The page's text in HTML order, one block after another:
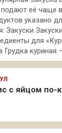
её чаще
указано
Закуски
для
Грудка куриная
с яйцом по-